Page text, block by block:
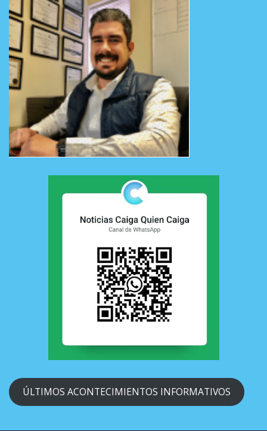
ÚLTIMOS ACONTECIMIENTOS INFORMATIVOS